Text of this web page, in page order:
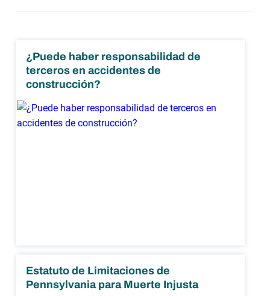
¿Puede haber responsabilidad de
terceros en accidentes de
construcción?
Estatuto de Limitaciones de
Pennsylvania para Muerte Injusta